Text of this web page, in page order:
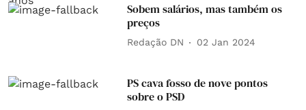
Sobem salários, mas também os
preços
Redação DN 02 Jan 2024
PS cava fosso de nove pontos
sobre o PSD